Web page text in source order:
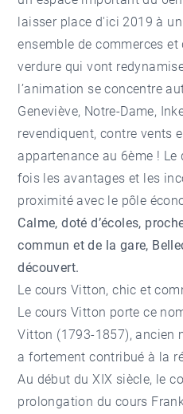
laisser place d'ici 2019 à
ensemble de commerces
verdure qui vont
l’animation se concentre
Geneviève, Notre-Dame,
revendiquent, contre vents
appartenance au 6ème !
fois les avantages et les
proximité avec le pôle
Calme, doté d’écoles,
commun et de la gare,
découvert.
Le cours Vitton, chic et
Le cours Vitton porte ce
Vitton (1793-1857), ancien
a fortement contribué à la
Au début du XIX siècle, le
prolongation du cours